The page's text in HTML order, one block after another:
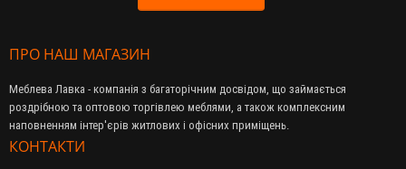
ПРО НАШ МАГАЗИН
Меблева Лавка - компанія з багаторічним досвідом, що займається
роздрібною та оптовою торгівлею меблями, а також комплексним
наповненням інтер'єрів житлових і офісних приміщень.
КОНТАКТИ